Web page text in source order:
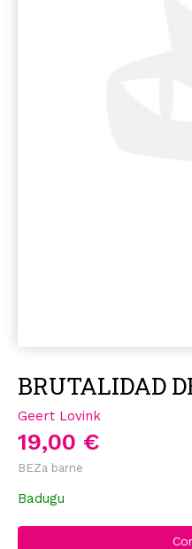
BRUTALIDAD
Geert Lovink
19,00 €
BEZa barne
Badugu